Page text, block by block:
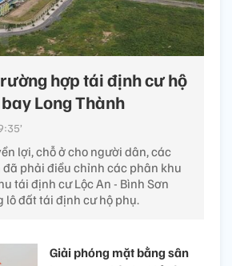
hợp tái định cư hộ
Long Thành
lợi, chỗ ở cho người dân, các
phải điều chỉnh các phân khu
tái định cư Lộc An - Bình Sơn
lô đất tái định cư hộ phụ.
Giải phóng mặt bằng sân